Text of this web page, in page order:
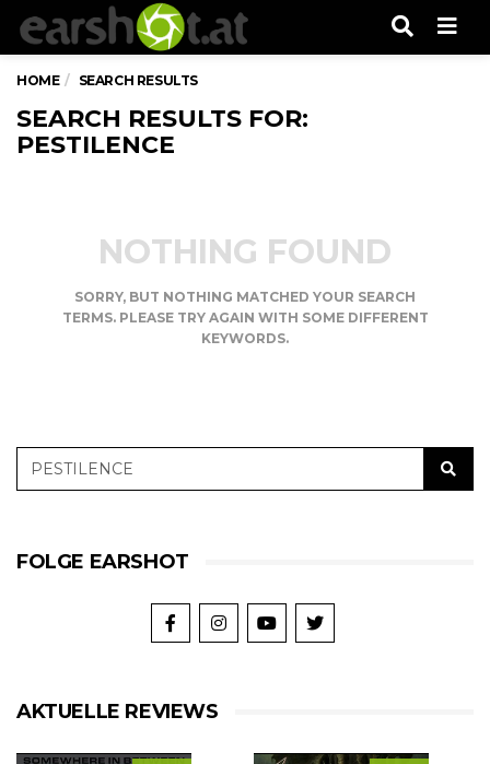
HOME SEARCH RESULTS
SEARCH RESULTS FOR:
PESTILENCE
NOTHING FOUND
SORRY, BUT NOTHING MATCHED YOUR SEARCH
TERMS. PLEASE TRY AGAIN WITH SOME DIFFERENT
KEYWORDS.
FOLGE EARSHOT
AKTUELLE REVIEWS